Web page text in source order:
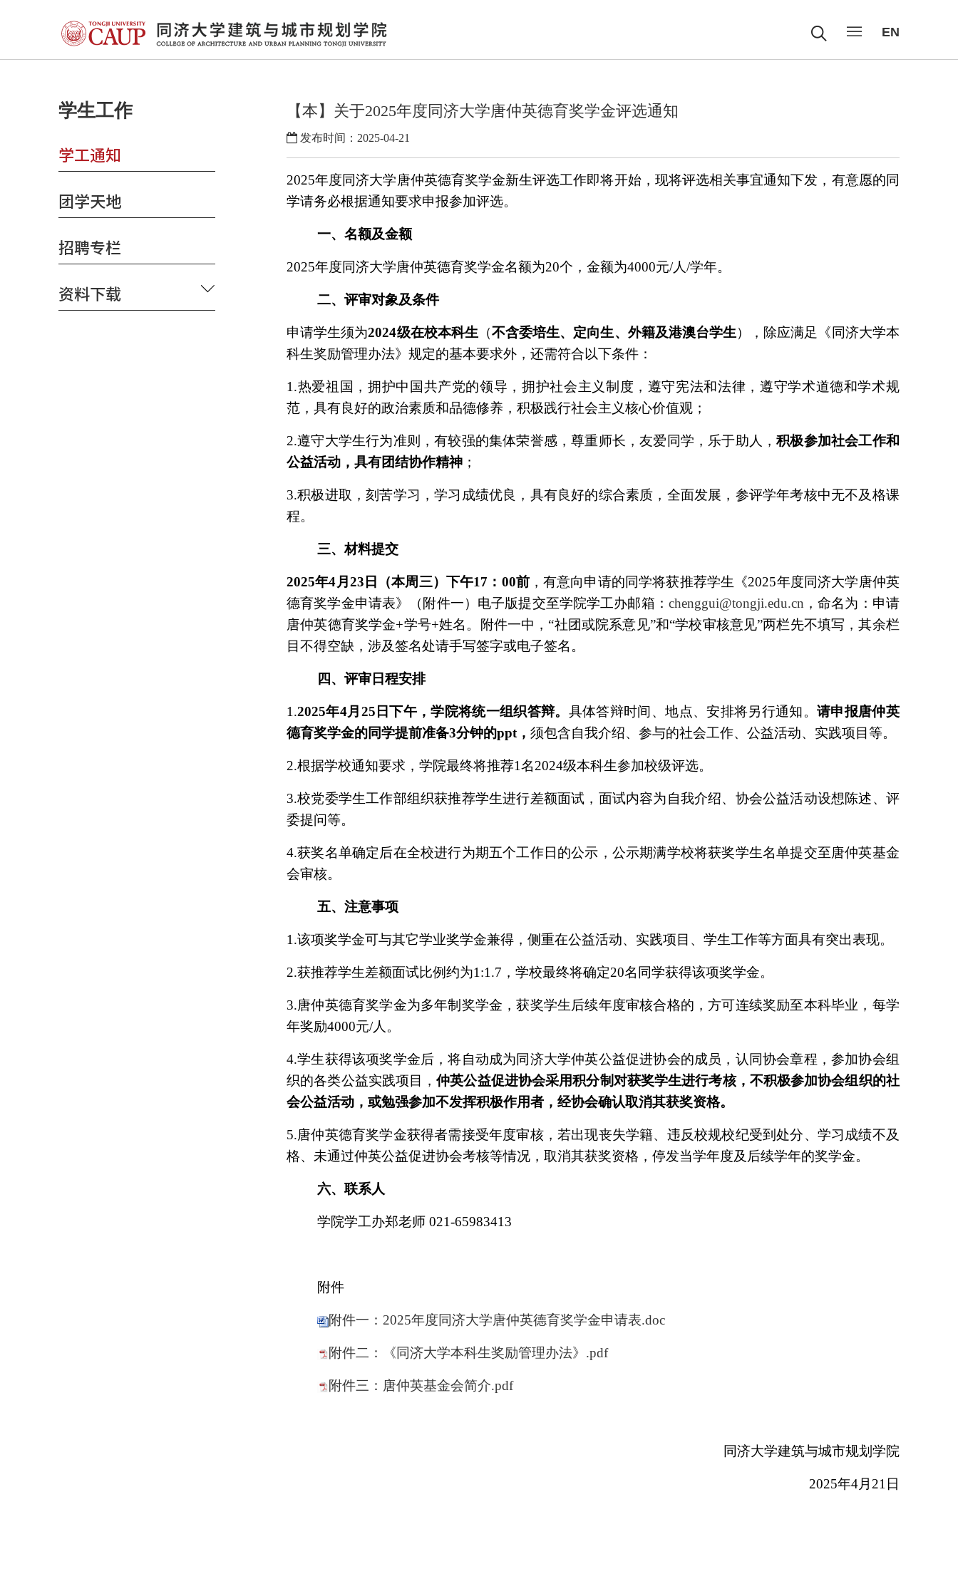
EN
学生工作
学工通知
团学天地
招聘专栏
资料下载
【本】关于2025年度同济大学唐仲英德育奖学金评选通知
发布时间：2025-04-21
2025年度同济大学唐仲英德育奖学金新生评选工作即将开始，现将评选相关事宜通知下发，有意愿的同
学请务必根据通知要求申报参加评选。
一、名额及金额
2025年度同济大学唐仲英德育奖学金名额为20个，金额为4000元/人/学年。
二、评审对象及条件
申请学生须为2024级在校本科生 （不含委培生、定向生、外籍及港澳台学生），除应满足《同济大学本
科生奖励管理办法》规定的基本要求外，还需符合以下条件：
1.热爱祖国，拥护中国共产党的领导，拥护社会主义制度，遵守宪法和法律，遵守学术道德和学术规
范，具有良好的政治素质和品德修养，积极践行社会主义核心价值观；
2.遵守大学生行为准则，有较强的集体荣誉感，尊重师长，友爱同学，乐于助人，积极参加社会工作和
公益活动，具有团结协作精神 ；
3.积极进取，刻苦学习，学习成绩优良，具有良好的综合素质，全面发展，参评学年考核中无不及格课
程。
三、材料提交
2025年4月 23 日（本周三）下午17 ： 00前，有意向申请的同学将获推荐学生《2025年度同济大学唐仲英
德育奖学金申请表》（附件一）电子版提交至学院学工办邮箱： chenggui@tongji.edu.cn ，命名为：申请
唐仲英德育奖学金+学号+姓名。附件一中，“社团或院系意见”和“学校审核意见”两栏先不填写，其余栏
目不得空缺，涉及签名处请手写签字或电子签名。
四、评审日程安排
1.2025年4月 25 日下午，学院将统一组织答辩。 具体答辩时间、地点、安排将另行通知。请申报唐仲英
德育奖学金的同学提前准备3分钟的ppt ，须包含自我介绍、参与的社会工作、公益活动、实践项目等。
2.根据学校通知要求，学院最终将推荐1名2024级本科生参加校级评选。
3.校党委学生工作部组织获推荐学生进行差额面试，面试内容为自我介绍、协会公益活动设想陈述、评
委提问等。
4.获奖名单确定后在全校进行为期五个工作日的公示，公示期满学校将获奖学生名单提交至唐仲英基金
会审核。
五、注意事项
1.该项奖学金可与其它学业奖学金兼得，侧重在公益活动、实践项目、学生工作等方面具有突出表现。
2.获推荐学生差额面试比例约为1:1.7 ，学校最终将确定20名同学获得该项奖学金。
3.唐仲英德育奖学金为多年制奖学金，获奖学生后续年度审核合格的，方可连续奖励至本科毕业，每学
年奖励4000元/人。
4.学生获得该项奖学金后，将自动成为同济大学仲英公益促进协会的成员，认同协会章程，参加协会组
织的各类公益实践项目，仲英公益促进协会采用积分制对获奖学生进行考核，不积极参加协会组织的社
会公益活动，或勉强参加不发挥积极作用者，经协会确认取消其获奖资格。
5.唐仲英德育奖学金获得者需接受年度审核，若出现丧失学籍、违反校规校纪受到处分、学习成绩不及
格、未通过仲英公益促进协会考核等情况，取消其获奖资格，停发当学年度及后续学年的奖学金。
六、联系人
学院学工办郑老师 021-65983413
附件
附件一：2025年度同济大学唐仲英德育奖学金申请表.doc
附件二：《同济大学本科生奖励管理办法》.pdf
附件三：唐仲英基金会简介.pdf
同济大学建筑与城市规划学院
2025年4月 21 日